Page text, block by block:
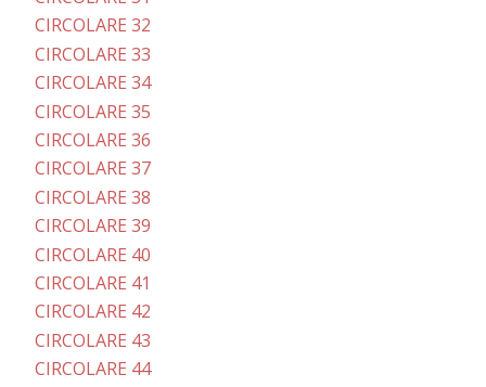
CIRCOLARE 32
CIRCOLARE 33
CIRCOLARE 34
CIRCOLARE 35
CIRCOLARE 36
CIRCOLARE 37
CIRCOLARE 38
CIRCOLARE 39
CIRCOLARE 40
CIRCOLARE 41
CIRCOLARE 42
CIRCOLARE 43
CIRCOLARE 44